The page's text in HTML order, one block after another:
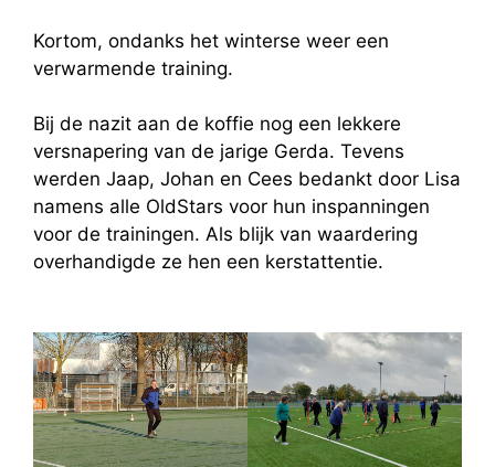
Kortom, ondanks het winterse weer een
verwarmende training.
Bij de nazit aan de koffie nog een lekkere
versnapering van de jarige Gerda. Tevens
werden Jaap, Johan en Cees bedankt door Lisa
namens alle OldStars voor hun inspanningen
voor de trainingen. Als blijk van waardering
overhandigde ze hen een kerstattentie.